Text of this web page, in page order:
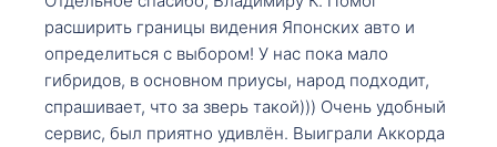
расширить границы видения Японских авто и
определиться с выбором! У нас пока мало
гибридов, в основном приусы, народ подходит,
спрашивает, что за зверь такой))) Очень удобный
сервис, был приятно удивлён. Выиграли Аккорда